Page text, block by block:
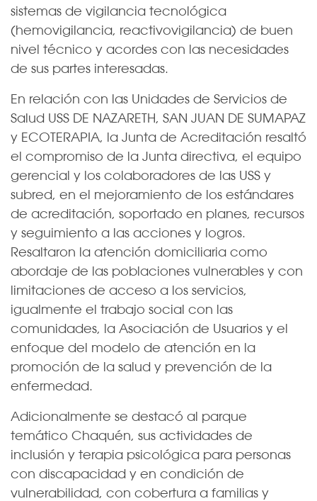
sistemas de vigilancia tecnológica
(hemovigilancia, reactivovigilancia) de buen
nivel técnico y acordes con las necesidades
de sus partes interesadas.
En relación con las Unidades de Servicios de
Salud USS DE NAZARETH, SAN JUAN DE SUMAPAZ
y ECOTERAPIA, la Junta de Acreditación resaltó
el compromiso de la Junta directiva, el equipo
gerencial y los colaboradores de las USS y
subred, en el mejoramiento de los estándares
de acreditación, soportado en planes, recursos
y seguimiento a las acciones y logros.
Resaltaron la atención domiciliaria como
abordaje de las poblaciones vulnerables y con
limitaciones de acceso a los servicios,
igualmente el trabajo social con las
comunidades, la Asociación de Usuarios y el
enfoque del modelo de atención en la
promoción de la salud y prevención de la
enfermedad.
Adicionalmente se destacó al parque
temático Chaquén, sus actividades de
inclusión y terapia psicológica para personas
con discapacidad y en condición de
vulnerabilidad, con cobertura a familias y